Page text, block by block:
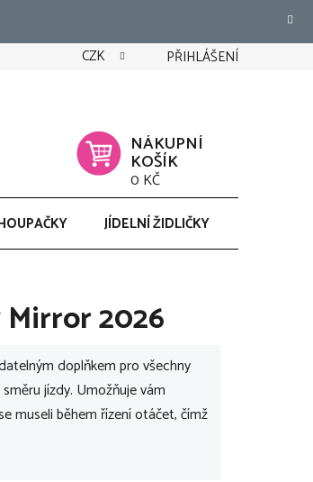
CZK PŘIHLÁŠENÍ
NÁKUPNÍ
KOŠÍK
0 KČ
JÍDELNÍ ŽIDLIČKY
Mirror 2026
doplňkem pro všechny
jízdy. Umožňuje vám
museli během řízení otáčet, čímž